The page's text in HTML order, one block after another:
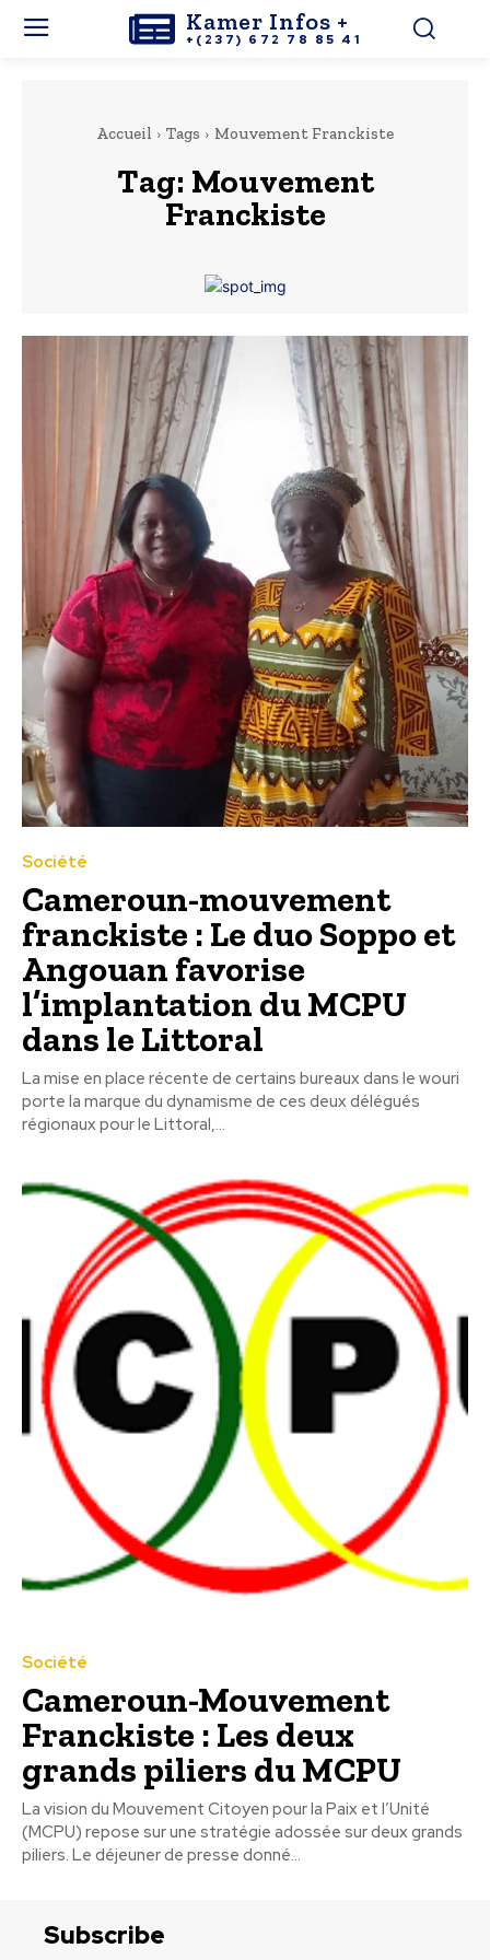
Kamer Infos +
+(237) 672 78 85 41
Accueil Tags Mouvement Franckiste
Tag: Mouvement
Franckiste
Société
Cameroun-mouvement
franckiste : Le duo Soppo et
Angouan favorise
l’implantation du MCPU
dans le Littoral
La mise en place récente de certains bureaux dans le wouri
porte la marque du dynamisme de ces deux délégués
régionaux pour le Littoral,...
Société
Cameroun-Mouvement
Franckiste : Les deux
grands piliers du MCPU
La vision du Mouvement Citoyen pour la Paix et l’Unité
(MCPU) repose sur une stratégie adossée sur deux grands
piliers. Le déjeuner de presse donné...
Subscribe